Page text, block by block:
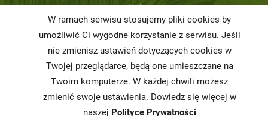
podatkowej
Karty
charakterystyki
Butelkomaty
W ramach serwisu stosujemy pliki cookies by
umożliwić Ci wygodne korzystanie z serwisu. Jeśli
nie zmienisz ustawień dotyczących cookies w
Twojej przeglądarce, będą one umieszczane na
Twoim komputerze. W każdej chwili możesz
zmienić swoje ustawienia. Dowiedz się więcej w
naszej Polityce Prywatności